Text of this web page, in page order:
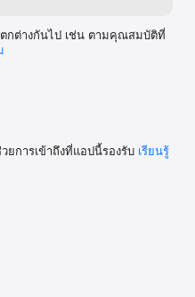
are doing the analysis.
they buy. Seamless
and trial data allows for
monetizing the
ymkbusiness/enu/privacy.ht
กต่างกันไป เช่น ตามคุณสมบัติที่
การเข้าถึงที่แอปนี้รองรับ เรียนรู้